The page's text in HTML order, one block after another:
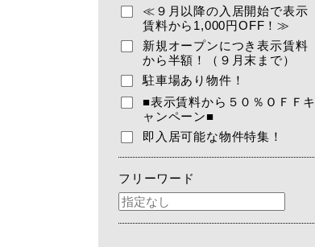
≪９月以降の入居開始で表示
賃料から1,000円OFF！≫
新規オープンにつき表示賃料
から半額！（９月末まで）
駐車場あり物件！
■表示賃料から５０％ＯＦＦキ
ャンペーン■
即入居可能な物件特集！
フリーワード